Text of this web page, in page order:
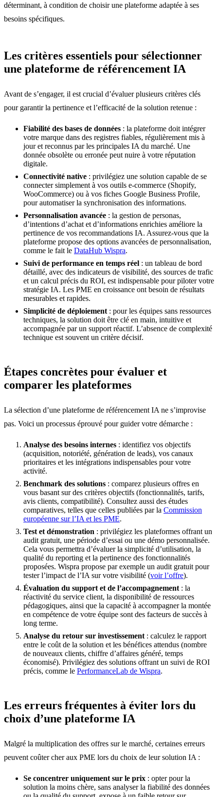
déterminant, à condition de choisir une plateforme adaptée à ses
besoins spécifiques.
Les critères essentiels pour sélectionner
une plateforme de référencement IA
Avant de s’engager, il est crucial d’évaluer plusieurs critères clés
pour garantir la pertinence et l’efficacité de la solution retenue :
Fiabilité des bases de données : la plateforme doit intégrer
votre marque dans des registres fiables, régulièrement mis à
jour et reconnus par les principales IA du marché. Une
donnée obsolète ou erronée peut nuire à votre réputation
digitale.
Connectivité native : privilégiez une solution capable de se
connecter simplement à vos outils e-commerce (Shopify,
WooCommerce) ou à vos fiches Google Business Profile,
pour automatiser la synchronisation des informations.
Personnalisation avancée : la gestion de personas,
d’intentions d’achat et d’informations enrichies améliore la
pertinence de vos recommandations IA. Assurez-vous que la
plateforme propose des options avancées de personnalisation,
comme le fait le DataHub Wispra.
Suivi de performance en temps réel : un tableau de bord
détaillé, avec des indicateurs de visibilité, des sources de trafic
et un calcul précis du ROI, est indispensable pour piloter votre
stratégie IA. Les PME en croissance ont besoin de résultats
mesurables et rapides.
Simplicité de déploiement : pour les équipes sans ressources
techniques, la solution doit être clé en main, intuitive et
accompagnée par un support réactif. L’absence de complexité
technique est souvent un critère décisif.
Étapes concrètes pour évaluer et
comparer les plateformes
La sélection d’une plateforme de référencement IA ne s’improvise
pas. Voici un processus éprouvé pour guider votre démarche :
Analyse des besoins internes : identifiez vos objectifs
(acquisition, notoriété, génération de leads), vos canaux
prioritaires et les intégrations indispensables pour votre
activité.
Benchmark des solutions : comparez plusieurs offres en
vous basant sur des critères objectifs (fonctionnalités, tarifs,
avis clients, compatibilité). Consultez aussi des études
comparatives, telles que celles publiées par la Commission
européenne sur l’IA et les PME.
Test et démonstration : privilégiez les plateformes offrant un
audit gratuit, une période d’essai ou une démo personnalisée.
Cela vous permettra d’évaluer la simplicité d’utilisation, la
qualité du reporting et la pertinence des fonctionnalités
proposées. Wispra propose par exemple un audit gratuit pour
tester l’impact de l’IA sur votre visibilité (voir l’offre).
Évaluation du support et de l’accompagnement : la
réactivité du service client, la disponibilité de ressources
pédagogiques, ainsi que la capacité à accompagner la montée
en compétence de votre équipe sont des facteurs de succès à
long terme.
Analyse du retour sur investissement : calculez le rapport
entre le coût de la solution et les bénéfices attendus (nombre
de nouveaux clients, chiffre d’affaires généré, temps
économisé). Privilégiez des solutions offrant un suivi de ROI
précis, comme le PerformanceLab de Wispra.
Les erreurs fréquentes à éviter lors du
choix d’une plateforme IA
Malgré la multiplication des offres sur le marché, certaines erreurs
peuvent coûter cher aux PME lors du choix de leur solution IA :
Se concentrer uniquement sur le prix : opter pour la
solution la moins chère, sans analyser la fiabilité des données